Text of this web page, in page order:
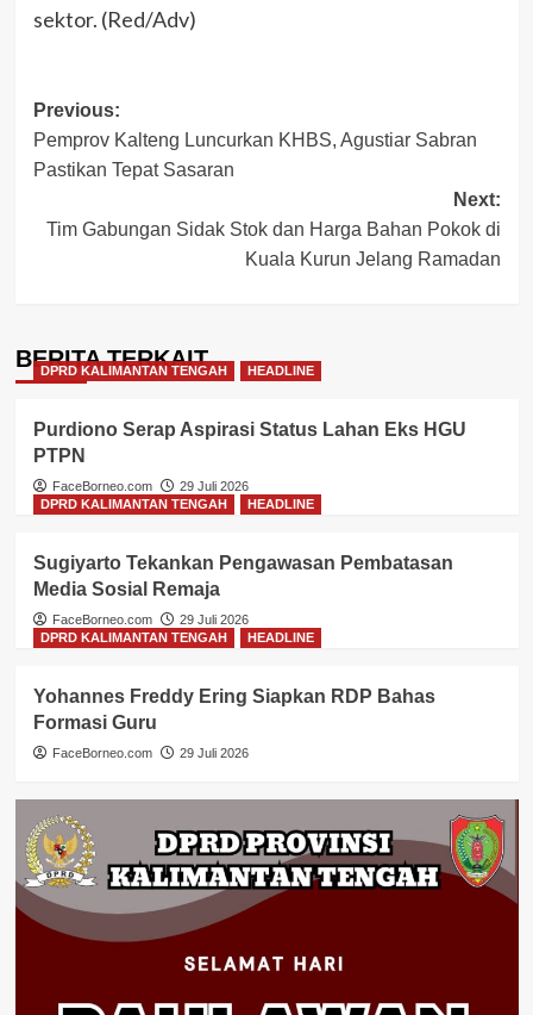
sektor. (Red/Adv)
Post
navigation
Previous:
Pemprov Kalteng Luncurkan KHBS, Agustiar Sabran
Pastikan Tepat Sasaran
Next:
Tim Gabungan Sidak Stok dan Harga Bahan Pokok di
Kuala Kurun Jelang Ramadan
BERITA TERKAIT
DPRD KALIMANTAN TENGAH HEADLINE
Purdiono Serap Aspirasi Status Lahan Eks HGU
PTPN
FaceBorneo.com
29 Juli 2026
DPRD KALIMANTAN TENGAH
HEADLINE
Sugiyarto Tekankan Pengawasan Pembatasan
Media Sosial Remaja
FaceBorneo.com
29 Juli 2026
DPRD KALIMANTAN TENGAH
HEADLINE
Yohannes Freddy Ering Siapkan RDP Bahas
Formasi Guru
FaceBorneo.com 29 Juli 2026